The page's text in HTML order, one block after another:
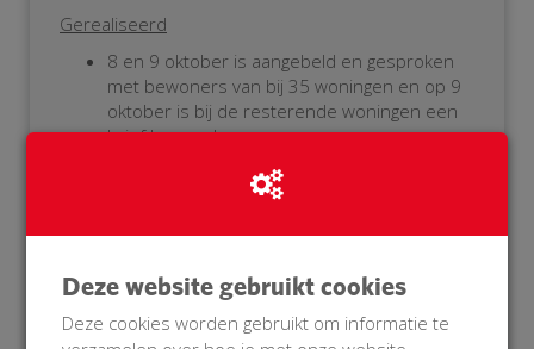
Gerealiseerd
8 en 9 oktober is aangebeld en gesproken
met bewoners van bij 35 woningen en op 9
oktober is bij de resterende woningen een
brief bezorgd.
gemeente Soest. Op 16 oktober kwam de
800,- was toegekend. (Op 29 oktober
Op 12 oktober kregen we de toezegging van
basisschool De Achtbaan voor een mooie
bijdrage van € 150,-
Deze website gebruikt cookies
Deze cookies worden gebruikt om informatie te